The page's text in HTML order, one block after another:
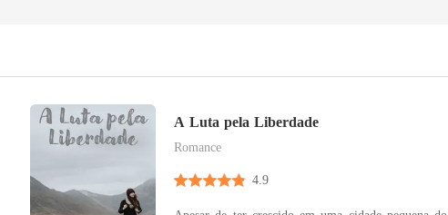
A Luta pela Liberdade
Romance
4.9